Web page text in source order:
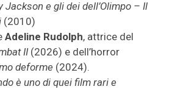
Jackson e gli dei dell’Olimpo – Il
(2010)
Adeline Rudolph, attrice del
II(2026) e dell’horror
deforme (2024).
è uno di quei film rari e